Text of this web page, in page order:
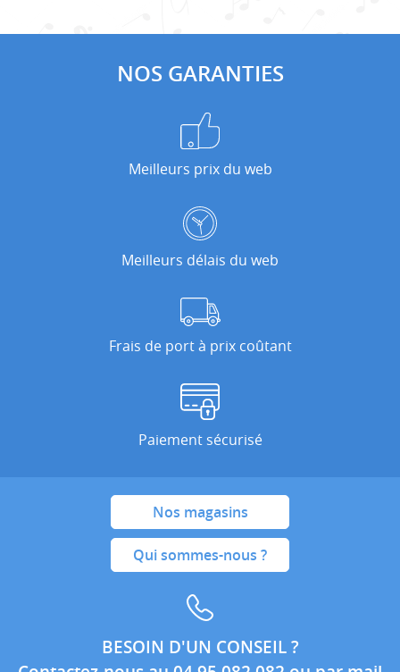
NOS GARANTIES
Meilleurs prix du web
Meilleurs délais du web
Frais de port à prix coûtant
Paiement sécurisé
Nos magasins
Qui sommes-nous ?
BESOIN D'UN CONSEIL ?